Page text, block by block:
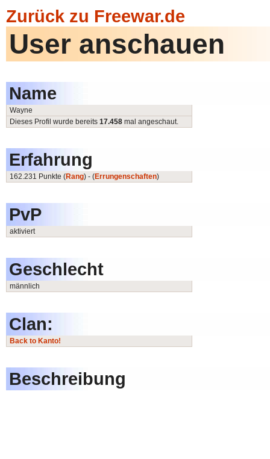
Zurück zu Freewar.de
User anschauen
Name
Wayne
Dieses Profil wurde bereits 17.458 mal angeschaut.
Erfahrung
162.231 Punkte (Rang) - (Errungenschaften)
PvP
aktiviert
Geschlecht
männlich
Clan:
Back to Kanto!
Beschreibung